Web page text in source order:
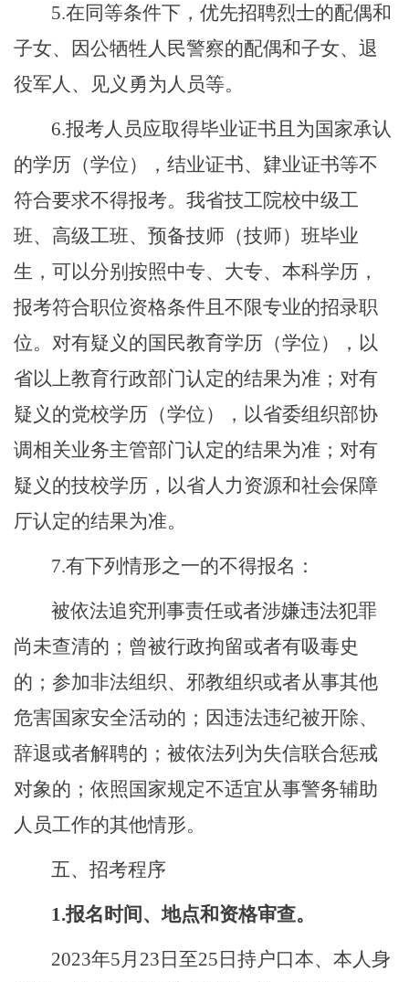
5.在同等条件下，优先招聘烈士的配偶和
子女、因公牺牲人民警察的配偶和子女、退
役军人、见义勇为人员等。
6.报考人员应取得毕业证书且为国家承认
的学历（学位），结业证书、肄业证书等不
符合要求不得报考。我省技工院校中级工
班、高级工班、预备技师（技师）班毕业
生，可以分别按照中专、大专、本科学历，
报考符合职位资格条件且不限专业的招录职
位。对有疑义的国民教育学历（学位），以
省以上教育行政部门认定的结果为准；对有
疑义的党校学历（学位），以省委组织部协
调相关业务主管部门认定的结果为准；对有
疑义的技校学历，以省人力资源和社会保障
厅认定的结果为准。
7.有下列情形之一的不得报名：
被依法追究刑事责任或者涉嫌违法犯罪
尚未查清的；曾被行政拘留或者有吸毒史
的；参加非法组织、邪教组织或者从事其他
危害国家安全活动的；因违法违纪被开除、
辞退或者解聘的；被依法列为失信联合惩戒
对象的；依照国家规定不适宜从事警务辅助
人员工作的其他情形。
五、招考程序
1.报名时间、地点和资格审查。
2023年5 月 23 日至25 日持户口本、本人身